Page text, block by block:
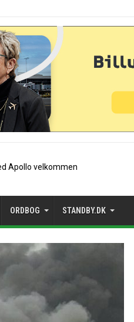
ORDBOG STANDBY.DK